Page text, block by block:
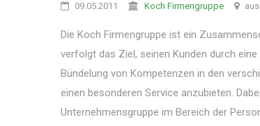
09.05.2011 Koch Firmengruppe
Die Koch Firmengruppe ist ein
verfolgt das Ziel, seinen Kunden durch
Bündelung von Kompetenzen in den
einen besonderen Service anzubieten.
Unternehmensgruppe im Bereich der